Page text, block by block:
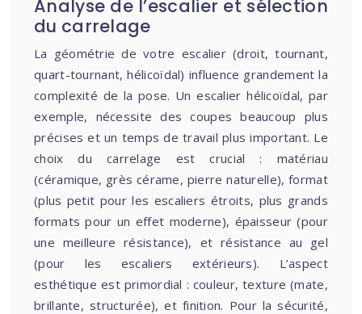
Analyse de l’escalier et sélection
du carrelage
La géométrie de votre escalier (droit, tournant,
quart-tournant, hélicoïdal) influence grandement la
complexité de la pose. Un escalier hélicoïdal, par
exemple, nécessite des coupes beaucoup plus
précises et un temps de travail plus important. Le
choix du carrelage est crucial : matériau
(céramique, grès cérame, pierre naturelle), format
(plus petit pour les escaliers étroits, plus grands
formats pour un effet moderne), épaisseur (pour
une meilleure résistance), et résistance au gel
(pour les escaliers extérieurs). L’aspect
esthétique est primordial : couleur, texture (mate,
brillante, structurée), et finition. Pour la sécurité,